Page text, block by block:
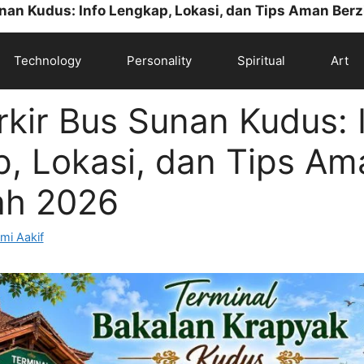
Kudus: Info Lengkap, Lokasi, dan Tips Aman
Technology Personality Spiritual Art
Bus Sunan Kudus:
Lokasi, dan Tips
2026
Aakif